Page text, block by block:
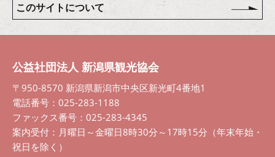
このサイトについて
公益社団法人 新潟県観光協会
〒950-8570 新潟県新潟市中央区新光町4番地1
電話番号：025-283-1188
ファックス番号：025-283-4345
案内受付：月曜日～金曜日8時30分～17時15分（年末年始・
祝日を除く）